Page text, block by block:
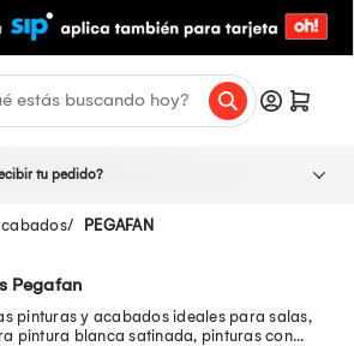
tu pedido?
PEGAFAN
Pegafan
pinturas y acabados ideales para salas,
pintura blanca satinada, pinturas con